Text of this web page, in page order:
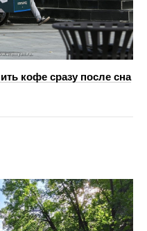
кофе сразу после сна